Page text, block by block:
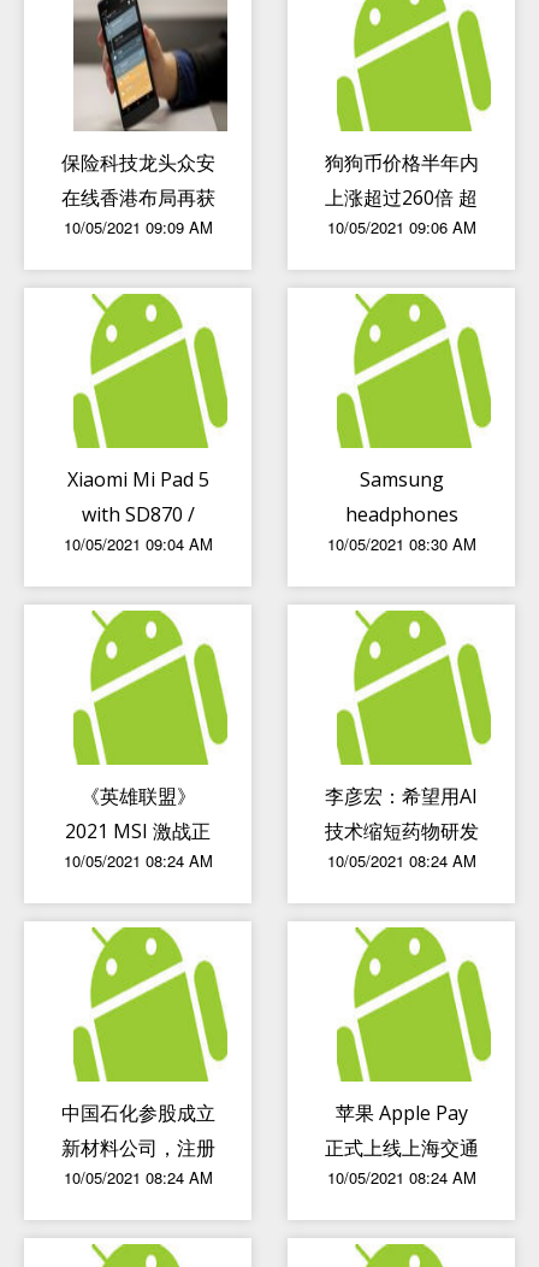
保险科技龙头众安
在线香港布局再获
进展，虚拟银行推
动香港金融科技发
展
10/05/2021 09:09 AM
狗狗币价格半年内
上涨超过260倍 超
过几乎所有投资方
式
10/05/2021 09:06 AM
Xiaomi Mi Pad 5
with SD870 /
Dimensity 1200
SoC may arrive
in July
10/05/2021 09:04 AM
Samsung
headphones
accused of
causing ear
inflammation
10/05/2021 08:30 AM
《英雄联盟》
2021 MSI 激战正
酣，RNG 八战全
胜晋级对抗赛
10/05/2021 08:24 AM
李彦宏：希望用AI
技术缩短药物研发
时间，降低药物副
作用
10/05/2021 08:24 AM
中国石化参股成立
新材料公司，注册
资本13.46亿
10/05/2021 08:24 AM
苹果 Apple Pay
正式上线上海交通
卡・全国交联版：
红色卡面，无可退
服务费
10/05/2021 08:24 AM